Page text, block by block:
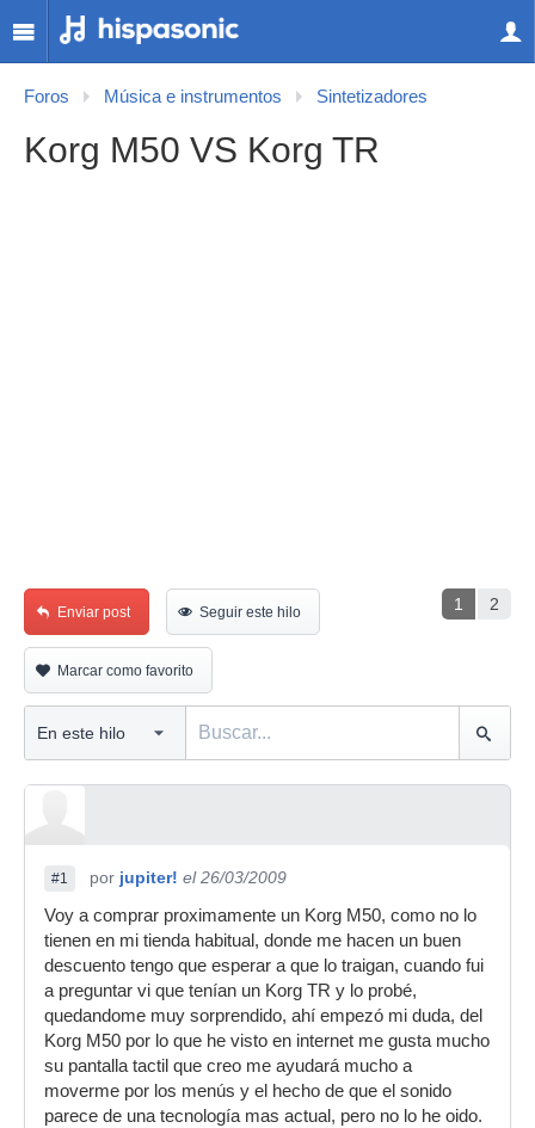
Foros Música e instrumentos Sintetizadores
Korg M50 VS Korg TR
1 2
Enviar post Seguir este hilo
Marcar como favorito
#1 por jupiter! el 26/03/2009
Voy a comprar proximamente un Korg M50, como no lo
tienen en mi tienda habitual, donde me hacen un buen
descuento tengo que esperar a que lo traigan, cuando fui
a preguntar vi que tenían un Korg TR y lo probé,
quedandome muy sorprendido, ahí empezó mi duda, del
Korg M50 por lo que he visto en internet me gusta mucho
su pantalla tactil que creo me ayudará mucho a
moverme por los menús y el hecho de que el sonido
parece de una tecnología mas actual, pero no lo he oido.